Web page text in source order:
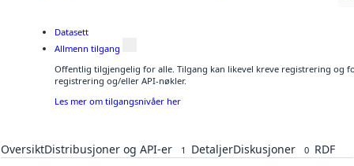
Datasett
Allmenn tilgang
Offentlig tilgjengelig for alle. Tilgang kan likevel kreve registrering og
registrering og/eller API-nøkler.
Les mer om tilgangsnivåer her
OversiktDistribusjoner og API-er 1 DetaljerDiskusjoner 0 RDF